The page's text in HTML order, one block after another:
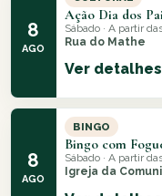
8
AGO
Ação Dia dos
Sábado · A partir
Rua do Mathe
Ver detalhes
8
AGO
BINGO
Bingo com
Sábado · A partir
Igreja da